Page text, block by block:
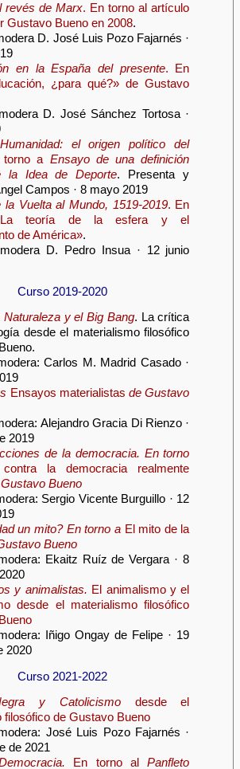
revés de Marx. En torno al artículo
Gustavo Bueno en 2008.
D. José Luis Pozo Fajarnés ·
en la España del presente. En
¿para qué?» de Gustavo
D. José Sánchez Tortosa ·
el origen político del
a Ensayo de una definición
la Idea de Deporte. Presenta y
Campos · 8 mayo 2019
la Vuelta al Mundo, 1519-2019. En
teoría de la esfera y el
de América».
D. Pedro Insua · 12 junio
Curso 2019-2020
y el Big Bang. La crítica
desde el materialismo filosófico
Carlos M. Madrid Casado ·
Ensayos materialistasde Gustavo
Alejandro Gracia Di Rienzo ·
2019
de la democracia. En torno
la democracia realmente
Bueno
Sergio Vicente Burguillo · 12
un mito? En torno aEl mito de la
Bueno
Ekaitz Ruíz de Vergara · 8
y animalistas. El animalismo y el
desde el materialismo filosófico
Iñigo Ongay de Felipe · 19
2020
Curso 2021-2022
y Catolicismodesde el
filosófico de Gustavo Bueno
José Luis Pozo Fajarnés ·
de 2021
En torno alPanfleto